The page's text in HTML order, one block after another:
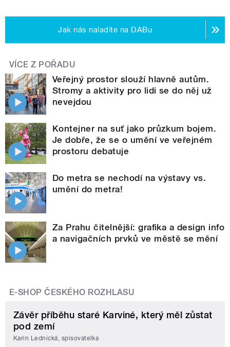
Jak nás naladíte na DABu
VÍCE Z POŘADU
Veřejný prostor slouží hlavně autům.
Stromy a aktivity pro lidi se do něj už
nevejdou
Kontejner na suť jako průzkum bojem.
Je dobře, že se o umění ve veřejném
prostoru debatuje
Do metra se nechodí na výstavy vs.
umění do metra!
Za Prahu čitelnější: grafika a design info
a navigačních prvků ve městě se mění
E-SHOP ČESKÉHO ROZHLASU
Závěr příběhu staré Karviné, který měl zůstat
pod zemí
Karin Lednická, spisovatelka